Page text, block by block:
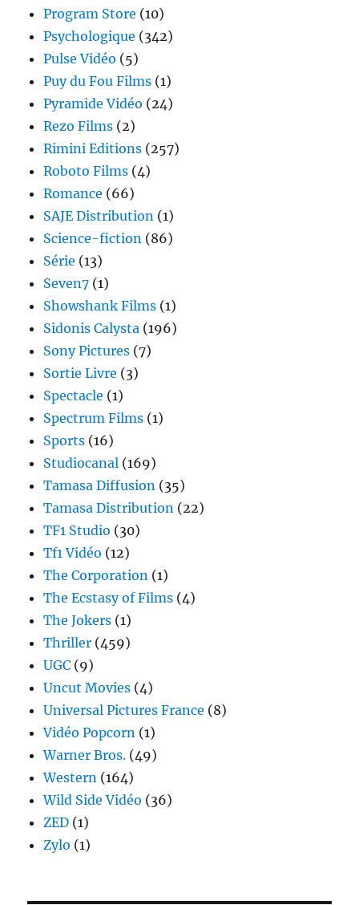
Program Store (10)
Psychologique (342)
Pulse Vidéo (5)
Puy du Fou Films (1)
Pyramide Vidéo (24)
Rezo Films (2)
Rimini Editions (257)
Roboto Films (4)
Romance (66)
SAJE Distribution (1)
Science-fiction (86)
Série (13)
Seven7 (1)
Showshank Films (1)
Sidonis Calysta (196)
Sony Pictures (7)
Sortie Livre (3)
Spectacle (1)
Spectrum Films (1)
Sports (16)
Studiocanal (169)
Tamasa Diffusion (35)
Tamasa Distribution (22)
TF1 Studio (30)
Tf1 Vidéo (12)
The Corporation (1)
The Ecstasy of Films (4)
The Jokers (1)
Thriller (459)
UGC (9)
Uncut Movies (4)
Universal Pictures France (8)
Vidéo Popcorn (1)
Warner Bros. (49)
Western (164)
Wild Side Vidéo (36)
ZED (1)
Zylo (1)